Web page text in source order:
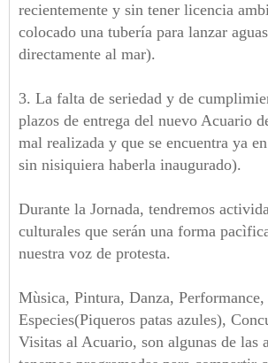
recientemente y sin tener licencia
colocado una tubería para lanzar
directamente al mar).
3. La falta de seriedad y de
plazos de entrega del nuevo Acuario
mal realizada y que se encuentra ya
sin nisiquiera haberla inaugurado).
Durante la Jornada, tendremos
culturales que serán una forma
nuestra voz de protesta.
Mùsica, Pintura, Danza,
Especies(Piqueros patas azules),
Visitas al Acuario, son algunas de las